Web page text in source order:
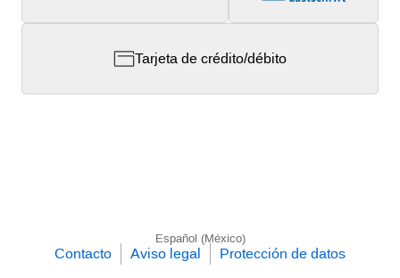
Tarjeta de crédito/débito
Español (México)
Contacto Aviso legal Protección de datos